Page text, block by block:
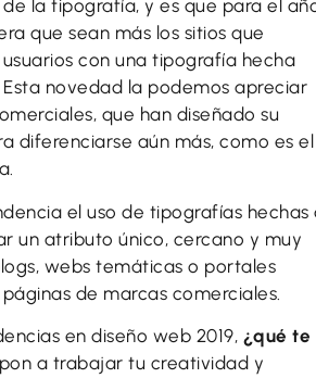
la tipografía, y es que para el
que sean más los sitios que
con una tipografía hecha
Esta novedad la podemos apreciar
que han diseñado su
diferenciarse aún más, como es el
el uso de tipografías hechas
un atributo único, cercano y muy
webs temáticas o portales
de marcas comerciales.
en diseño web 2019, ¿qué te
a trabajar tu creatividad y